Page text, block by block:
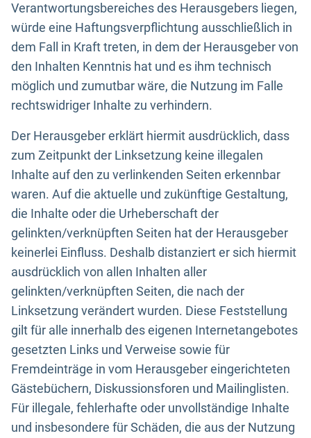
Verantwortungsbereiches des Herausgebers liegen,
würde eine Haftungsverpflichtung ausschließlich in
dem Fall in Kraft treten, in dem der Herausgeber von
den Inhalten Kenntnis hat und es ihm technisch
möglich und zumutbar wäre, die Nutzung im Falle
rechtswidriger Inhalte zu verhindern.
Der Herausgeber erklärt hiermit ausdrücklich, dass
zum Zeitpunkt der Linksetzung keine illegalen
Inhalte auf den zu verlinkenden Seiten erkennbar
waren. Auf die aktuelle und zukünftige Gestaltung,
die Inhalte oder die Urheberschaft der
gelinkten/verknüpften Seiten hat der Herausgeber
keinerlei Einfluss. Deshalb distanziert er sich hiermit
ausdrücklich von allen Inhalten aller
gelinkten/verknüpften Seiten, die nach der
Linksetzung verändert wurden. Diese Feststellung
gilt für alle innerhalb des eigenen Internetangebotes
gesetzten Links und Verweise sowie für
Fremdeinträge in vom Herausgeber eingerichteten
Gästebüchern, Diskussionsforen und Mailinglisten.
Für illegale, fehlerhafte oder unvollständige Inhalte
und insbesondere für Schäden, die aus der Nutzung